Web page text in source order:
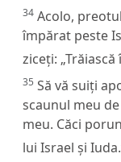
34 Acolo,
împărat peste
ziceți:
35 Să vă suiți
scaunul meu
meu. Căci
lui Israel și